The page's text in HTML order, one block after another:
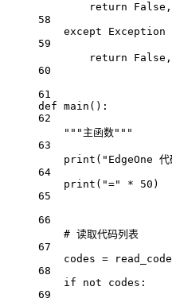
return
False ,
58
except
Exception
59
return
False ,
60
61
def main ():
62
"""主函数"""
63
print ( "EdgeOne 代
64
print ( "=" * 50 )
65
66
# 读取代码列表
67
codes =
68
if
not codes:
69